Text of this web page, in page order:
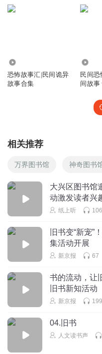
恐怖故事汇|民间诡异
故事合集
民间恐
间故事
相关推荐
万界图书馆 神奇图书
大兴区图书馆
动激发读者兴
纸上听 106
旧书变“新宠”
集活动开展
新京报 67
书的流动，让
旧书新知活动
新京报 199
04.旧书
人文读书声